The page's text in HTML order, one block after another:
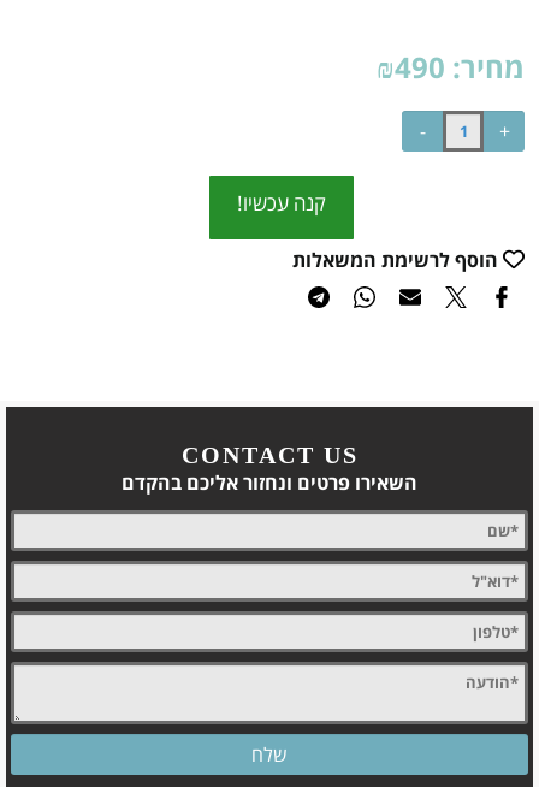
מחיר: ₪490
קנה עכשיו!
הוסף לרשימת המשאלות
CONTACT US
השאירו פרטים ונחזור אליכם בהקדם